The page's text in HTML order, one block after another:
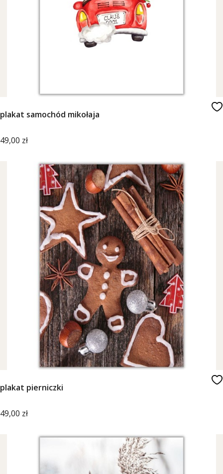
plakat samochód mikołaja
Cena
49,00 zł
plakat pierniczki
Cena
49,00 zł